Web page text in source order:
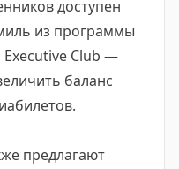
доступен
из программы
Executive Club —
баланс
предлагают